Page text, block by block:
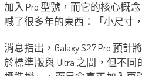
加入 Pro 型號，而它的核心概
喊了很多年的東西：「小尺寸
消息指出，Galaxy S27 Pro 預
於標準版與 Ultra 之間，但不